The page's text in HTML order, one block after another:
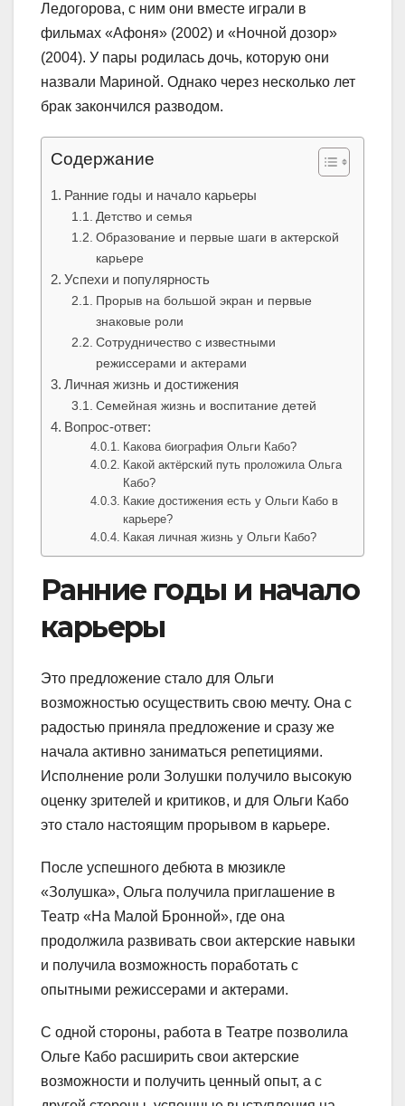
Ледогорова, с ним они вместе играли в
фильмах «Афоня» (2002) и «Ночной дозор»
(2004). У пары родилась дочь, которую они
назвали Мариной. Однако через несколько лет
брак закончился разводом.
Содержание
Ранние годы и начало карьеры
Детство и семья
Образование и первые шаги в актерской
карьере
Успехи и популярность
Прорыв на большой экран и первые
знаковые роли
Сотрудничество с известными
режиссерами и актерами
Личная жизнь и достижения
Семейная жизнь и воспитание детей
Вопрос-ответ:
Какова биография Ольги Кабо?
Какой актёрский путь проложила Ольга
Кабо?
Какие достижения есть у Ольги Кабо в
карьере?
Какая личная жизнь у Ольги Кабо?
Ранние годы и начало
карьеры
Это предложение стало для Ольги
возможностью осуществить свою мечту. Она с
радостью приняла предложение и сразу же
начала активно заниматься репетициями.
Исполнение роли Золушки получило высокую
оценку зрителей и критиков, и для Ольги Кабо
это стало настоящим прорывом в карьере.
После успешного дебюта в мюзикле
«Золушка», Ольга получила приглашение в
Театр «На Малой Бронной», где она
продолжила развивать свои актерские навыки
и получила возможность поработать с
опытными режиссерами и актерами.
С одной стороны, работа в Театре позволила
Ольге Кабо расширить свои актерские
возможности и получить ценный опыт, а с